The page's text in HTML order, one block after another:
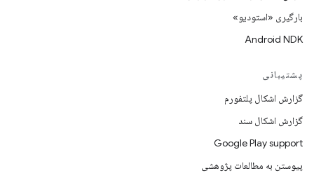
بارگیری «استودیو»
Android NDK
پشتیبانی
گزارش اشکال پلتفورم
گزارش اشکال سند
Google Play support
پیوستن به مطالعات پژوهشی